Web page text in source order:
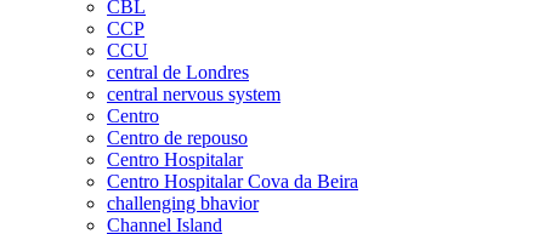
CBL
CCP
CCU
central de Londres
central nervous system
Centro
Centro de repouso
Centro Hospitalar
Centro Hospitalar Cova da Beira
challenging bhavior
Channel Island